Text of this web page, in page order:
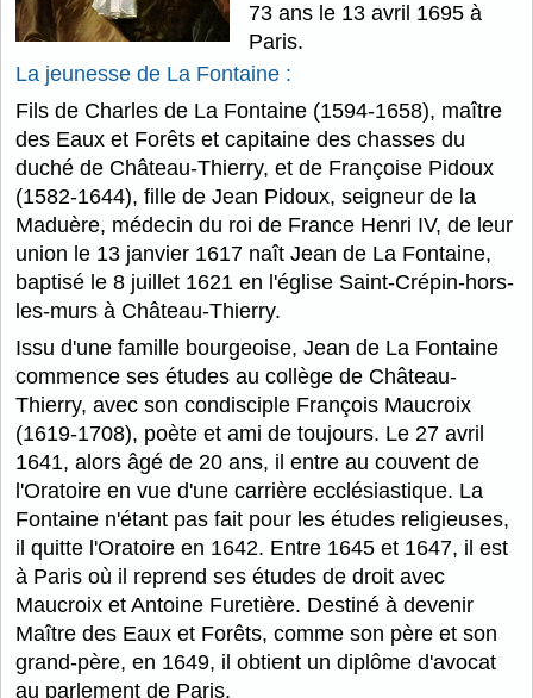
73 ans le 13 avril 1695 à
Paris.
La jeunesse de La Fontaine :
Fils de Charles de La Fontaine (1594-1658), maître
des Eaux et Forêts et capitaine des chasses du
duché de Château-Thierry, et de Françoise Pidoux
(1582-1644), fille de Jean Pidoux, seigneur de la
Maduère, médecin du roi de France Henri IV, de leur
union le 13 janvier 1617 naît Jean de La Fontaine,
baptisé le 8 juillet 1621 en l'église Saint-Crépin-hors-
les-murs à Château-Thierry.
Issu d'une famille bourgeoise, Jean de La Fontaine
commence ses études au collège de Château-
Thierry, avec son condisciple François Maucroix
(1619-1708), poète et ami de toujours. Le 27 avril
1641, alors âgé de 20 ans, il entre au couvent de
l'Oratoire en vue d'une carrière ecclésiastique. La
Fontaine n'étant pas fait pour les études religieuses,
il quitte l'Oratoire en 1642. Entre 1645 et 1647, il est
à Paris où il reprend ses études de droit avec
Maucroix et Antoine Furetière. Destiné à devenir
Maître des Eaux et Forêts, comme son père et son
grand-père, en 1649, il obtient un diplôme d'avocat
au parlement de Paris.